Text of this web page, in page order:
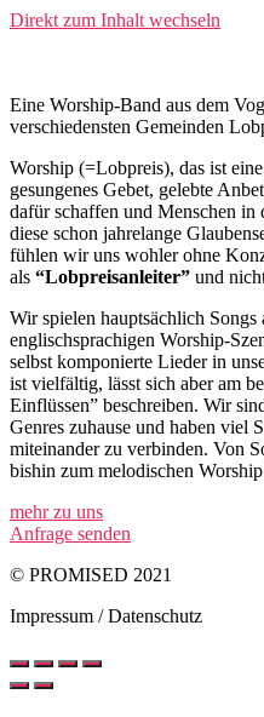
Direkt zum Inhalt wechseln
Eine Worship-Band aus dem
verschiedensten Gemeinden
Worship (=Lobpreis), das ist
gesungenes Gebet, gelebte
dafür schaffen und Menschen
diese schon jahrelange
fühlen wir uns wohler ohne
als “Lobpreisanleiter” und
Wir spielen hauptsächlich Songs
englischsprachigen Worship-
selbst komponierte Lieder in
ist vielfältig, lässt sich aber am
Einflüssen” beschreiben. Wir
Genres zuhause und haben viel
miteinander zu verbinden. Von
bishin zum melodischen
mehr zu uns
Anfrage senden
© PROMISED 2021
Impressum / Datenschutz